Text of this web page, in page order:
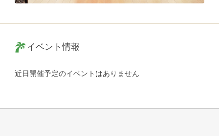
イベント情報
近日開催予定のイベントはありません